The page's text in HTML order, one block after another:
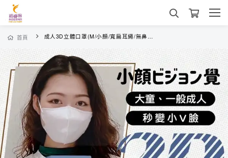
首頁 成人3D立體口罩(M/小顏/寬扁耳繩/無鼻樑壓條) 30入/盒 昌明生技 醫療口罩